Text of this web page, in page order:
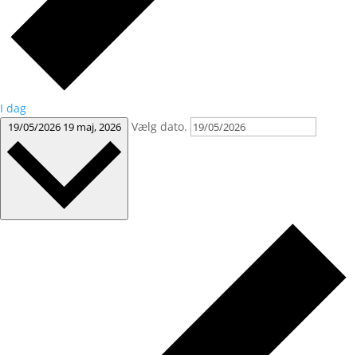
I dag
19/05/2026 19 maj, 2026 Vælg dato.